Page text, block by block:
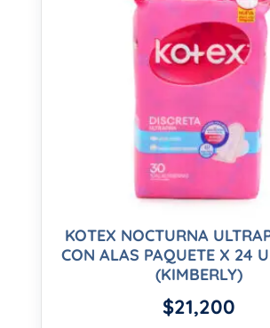
KOTEX NOCTURNA
CON ALAS PAQUETE X 24
(KIMBERLY)
$21,200